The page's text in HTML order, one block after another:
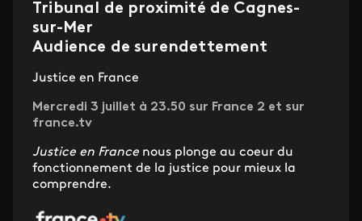
Tribunal de proximité de Cagnes-
sur-Mer
Audience de surendettement
Justice en France
Mercredi 3 juillet à 23.50 sur France 2 et sur
france.tv
Justice en France nous plonge au coeur du
fonctionnement de la justice pour mieux la
comprendre.